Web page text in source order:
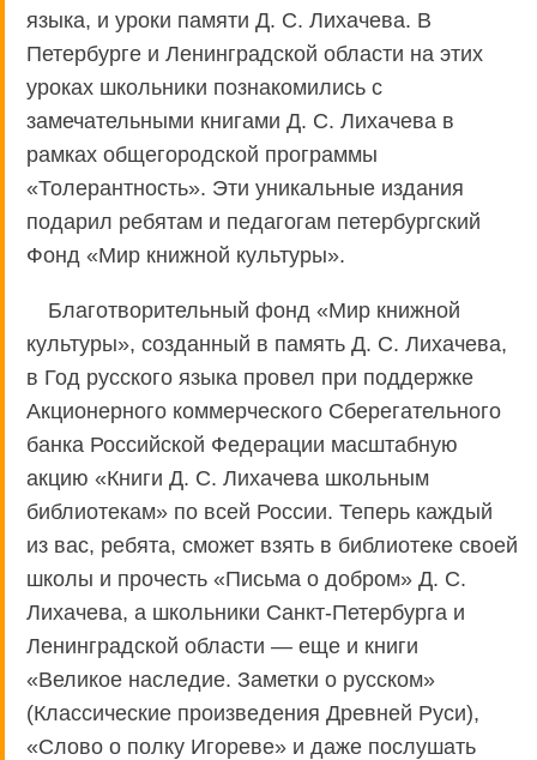
языка, и уроки памяти Д. С. Лихачева. В
Петербурге и Ленинградской области на этих
уроках школьники познакомились с
замечательными книгами Д. С. Лихачева в
рамках общегородской программы
«Толерантность». Эти уникальные издания
подарил ребятам и педагогам петербургский
Фонд «Мир книжной культуры».
Благотворительный фонд «Мир книжной
культуры», созданный в память Д. С. Лихачева,
в Год русского языка провел при поддержке
Акционерного коммерческого Сберегательного
банка Российской Федерации масштабную
акцию «Книги Д. С. Лихачева школьным
библиотекам» по всей России. Теперь каждый
из вас, ребята, сможет взять в библиотеке своей
школы и прочесть «Письма о добром» Д. С.
Лихачева, а школьники Санкт-Петербурга и
Ленинградской области — еще и книги
«Великое наследие. Заметки о русском»
(Классические произведения Древней Руси),
«Слово о полку Игореве» и даже послушать